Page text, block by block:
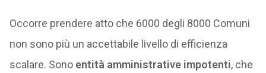
Occorre prendere atto che 6000 degli 8000 Comuni
non sono più un accettabile livello di efficienza
scalare. Sono entità amministrative impotenti, che